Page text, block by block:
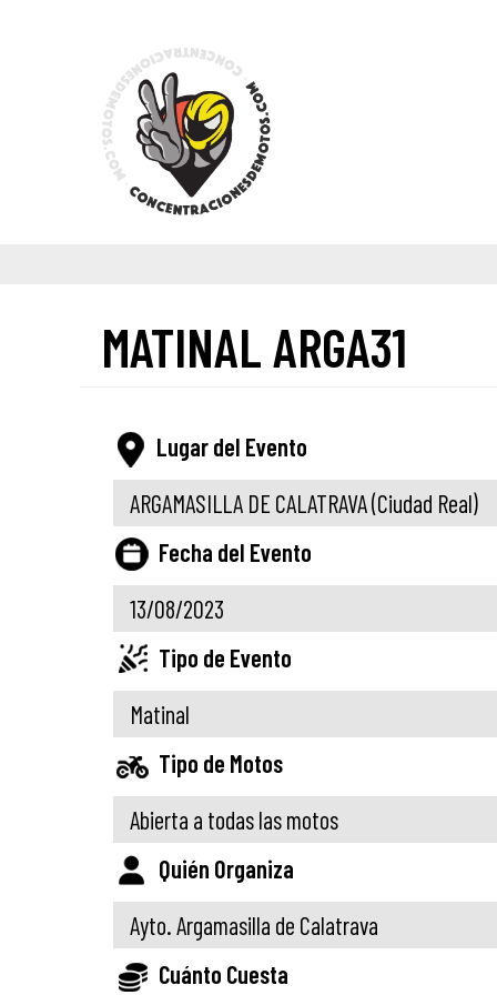
MATINAL ARGA31
Lugar del Evento
ARGAMASILLA DE CALATRAVA(Ciudad Real)
Fecha del Evento
13/08/2023
Tipo de Evento
Matinal
Tipo de Motos
Abierta a todas las motos
Quién Organiza
Ayto. Argamasilla de Calatrava
Cuánto Cuesta